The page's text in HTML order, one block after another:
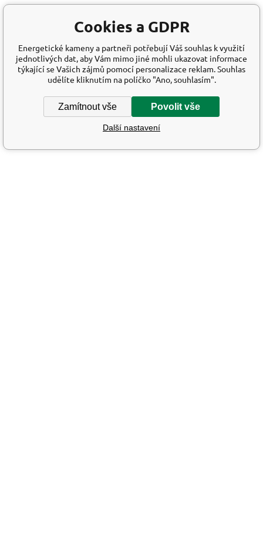
Cookies a GDPR
Energetické kameny a partneři potřebují Váš souhlas k využití
jednotlivých dat, aby Vám mimo jiné mohli ukazovat informace
týkající se Vašich zájmů pomocí personalizace reklam. Souhlas
udělíte kliknutím na políčko "Ano, souhlasím".
Zamítnout vše Povolit vše
Další nastavení